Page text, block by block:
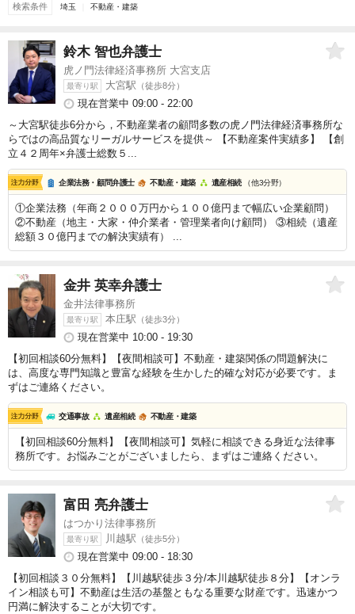
検索条件 埼玉 不動産・建築
鈴木 智也弁護士
虎ノ門法律経済事務所 大宮支店
最寄り駅 大宮駅 （徒歩8分）
現在営業中 09:00 - 22:00
～大宮駅徒歩6分から，不動産業者の顧問多数の虎ノ門法律経済事務所な
らではの高品質なリーガルサービスを提供～ 【不動産案件実績多】 【創
立４２周年×弁護士総数５...
企業法務・顧問弁護士 不動産・建築 遺産相続 （他3分野）
①企業法務（年商２０００万円から１００億円まで幅広い企業顧問）
②不動産（地主・大家・仲介業者・管理業者向け顧問） ③相続（遺産
総額３０億円までの解決実績有） ...
金井 英幸弁護士
金井法律事務所
最寄り駅 本庄駅 （徒歩3分）
現在営業中 10:00 - 19:30
【初回相談60分無料】【夜間相談可】不動産・建築関係の問題解決に
は、高度な専門知識と豊富な経験を生かした的確な対応が必要です。ま
ずはご連絡ください。
交通事故 遺産相続 不動産・建築
【初回相談60分無料】【夜間相談可】気軽に相談できる身近な法律事
務所です。お悩みごとがございましたら、まずはご連絡ください。
富田 亮弁護士
はつかり法律事務所
最寄り駅 川越駅 （徒歩5分）
現在営業中 09:00 - 18:30
【初回相談３０分無料】【川越駅徒歩３分/本川越駅徒歩８分】【オンラ
イン相談も可】不動産は生活の基盤ともなる重要な財産です。迅速かつ
円満に解決することが大切です。